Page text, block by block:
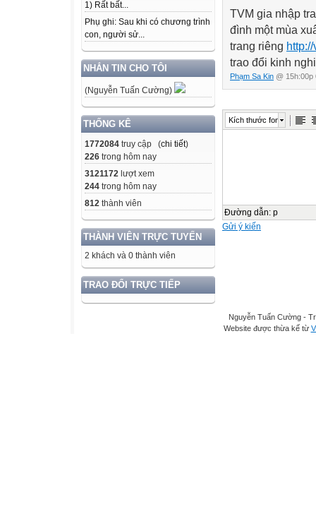
1) Rất bất...
Phụ ghi: Sau khi có chương trình
con, người sử...
NHẮN TIN CHO TÔI
(Nguyễn Tuấn Cường)
THỐNG KÊ
1772084 truy cập (chi tiết)
226 trong hôm nay
3121172 lượt xem
244 trong hôm nay
812 thành viên
THÀNH VIÊN TRỰC TUYẾN
2 khách và 0 thành viên
TRAO ĐỔI TRỰC TIẾP
TVM gia nhập
đình một mùa
trang riêng
trao đổi kinh
Phạm Sa Kin @ 15h:00p
Kích thước font
Đường dẫn: p
Gửi ý kiến
Nguyễn Tuấn Cường -
Website được thừa kế từ